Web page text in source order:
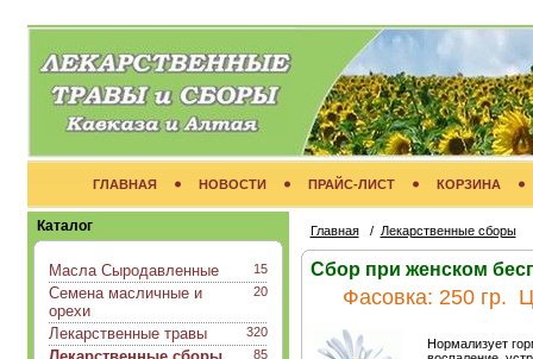
ГЛАВНАЯ НОВОСТИ ПРАЙС-ЛИСТ КОРЗИНА
Каталог
15
Масла Сыродавленные
20
Семена масличные и
орехи
320
Лекарственные травы
85
Главная/ Лекарственные сборы
Сбор при женском
Фасовка: 250 гр.
Нормализует